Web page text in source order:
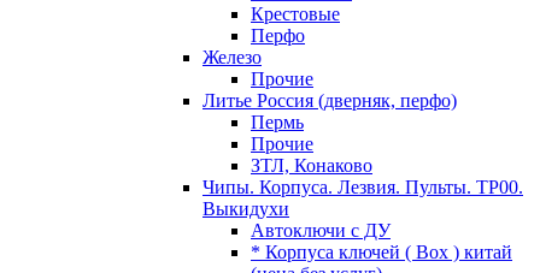
Крестовые
Перфо
Железо
Прочие
Литье Россия (дверняк, перфо)
Пермь
Прочие
ЗТЛ, Конаково
Чипы. Корпуса. Лезвия. Пульты. TP00.
Выкидухи
Автоключи с ДУ
* Корпуса ключей ( Box ) китай